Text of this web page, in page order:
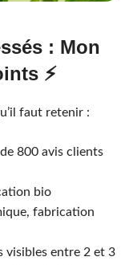
: Mon
⚡
faut retenir :
800 avis clients
bio
fabrication
visibles entre 2 et 3